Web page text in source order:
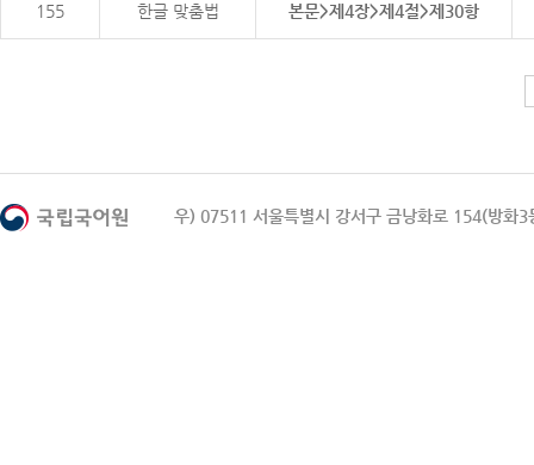
155 한글 맞춤법 본문>제4장>제4절>제30항
우) 07511 서울특별시 강서구 금낭화로 154(방화3